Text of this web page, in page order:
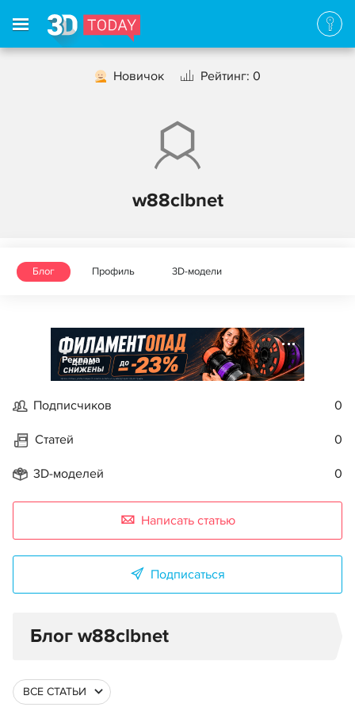
Новичок Рейтинг: 0
w88clbnet
Блог Профиль 3D-модели
Реклама
Подписчиков 0
Статей 0
3D-моделей 0
Написать статью
Подписаться
Блог w88clbnet
ВСЕ СТАТЬИ